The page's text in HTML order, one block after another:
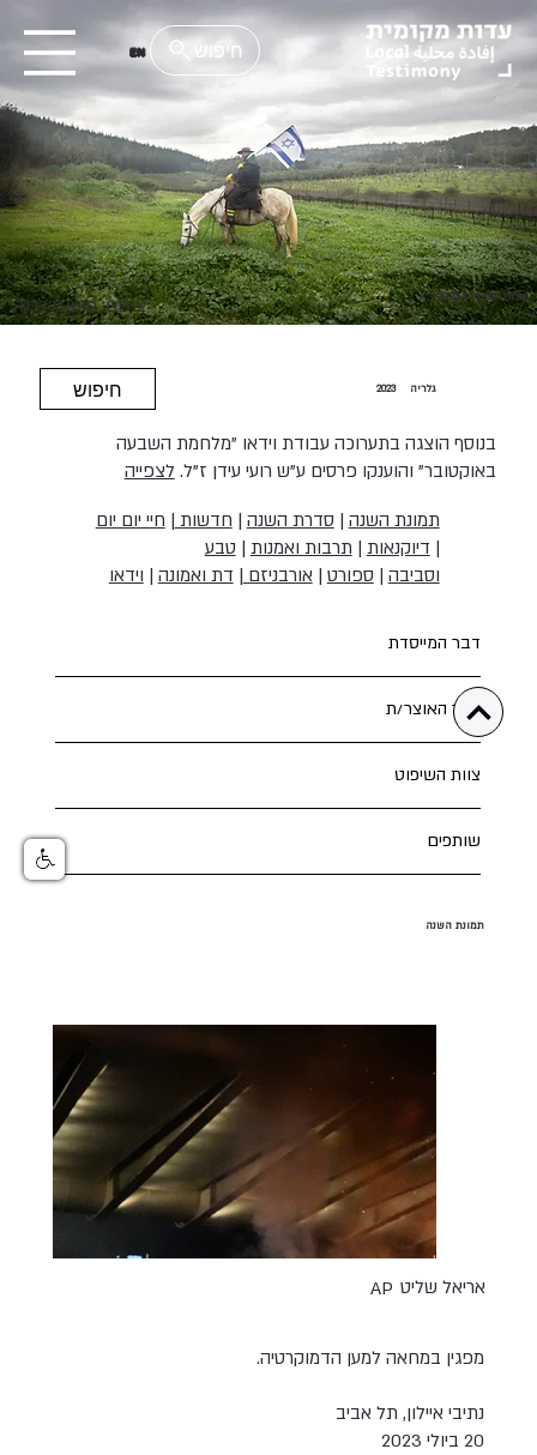
EN
עדות מקומית 2023 צילום: מוטי מילרוד
גלריה 2023 חיפוש
בנוסף הוצגה בתערוכה עבודת וידאו "מלחמת השבעה
באוקטובר" והוענקו פרסים ע"ש רועי עידן ז"ל. לצפייה
תמונת השנה | סדרת השנה | חדשות | חיי יום יום
| דיוקנאות | תרבות ואמנות | טבע
וסביבה | ספורט | אורבניזם | דת ואמונה | וידאו
דבר המייסדת
דבר האוצר/ת
צוות השיפוט
שותפים
תמונת השנה
אריאל שליט AP
מפגין במחאה למען הדמוקרטיה.
נתיבי איילון, תל אביב
20 ביולי 2023